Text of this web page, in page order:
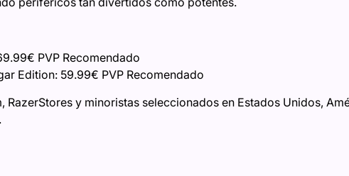
PVP Recomendado
Edition: 59.99€ PVP Recomendado
RazerStores y minoristas seleccionados en Estados Unidos,